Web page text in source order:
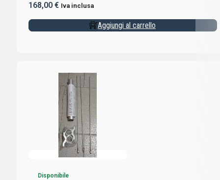
168,00 € Iva inclusa
Aggiungi al carrello
Disponibile